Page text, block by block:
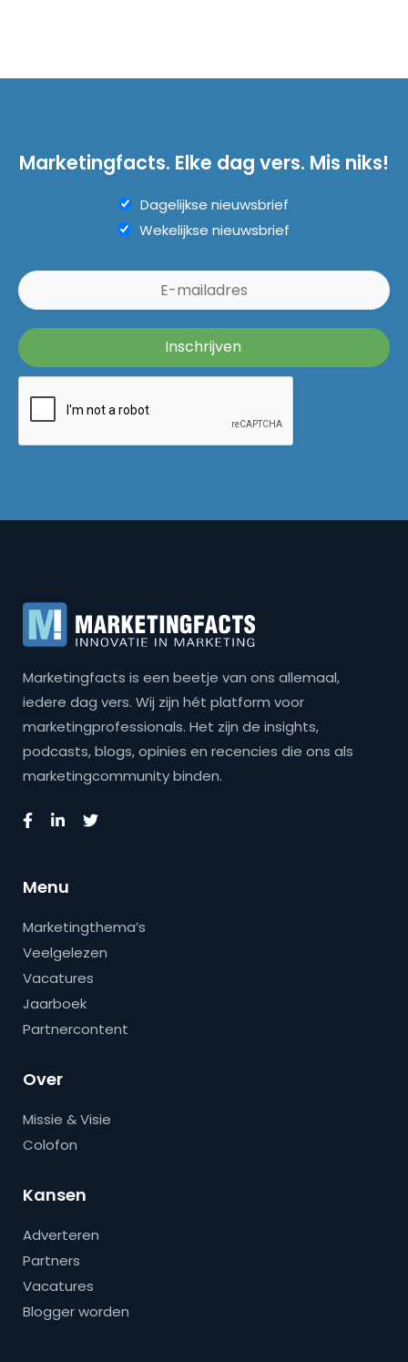
Marketingfacts. Elke dag vers. Mis niks!
Dagelijkse nieuwsbrief
Wekelijkse nieuwsbrief
Marketingfacts is een beetje van ons allemaal,
iedere dag vers. Wij zijn hét platform voor
marketingprofessionals. Het zijn de insights,
podcasts, blogs, opinies en recencies die ons als
marketingcommunity binden.
Menu
Marketingthema’s
Veelgelezen
Vacatures
Jaarboek
Partnercontent
Over
Missie & Visie
Colofon
Kansen
Adverteren
Partners
Vacatures
Blogger worden